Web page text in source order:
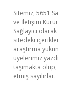
Sitemiz, 5651
ve İletişim
Sağlayıcı
sitedeki
araştırma
üyelerimiz
taşımakta
etmiş sayılırlar.